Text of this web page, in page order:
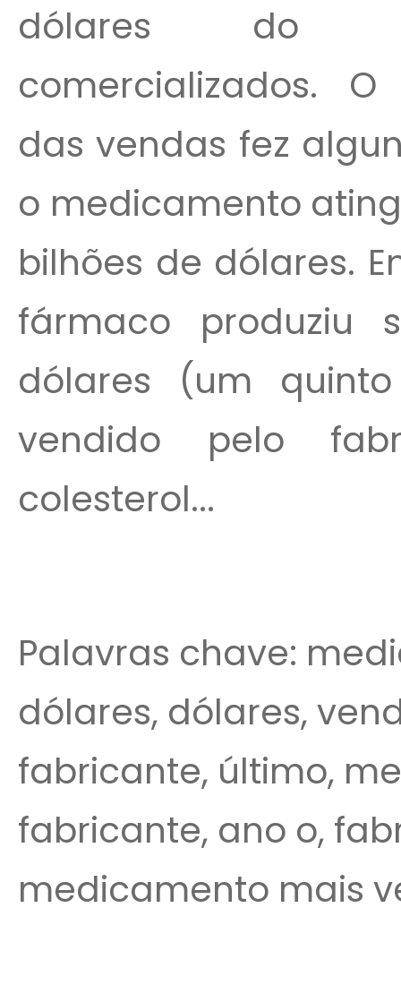
dólares do
comercializados.
das vendas fez
o medicamento
bilhões de dólares.
fármaco produziu
dólares (um
vendido pelo
colesterol...
Palavras chave:
dólares, dólares,
fabricante, último,
fabricante, ano o,
medicamento mais